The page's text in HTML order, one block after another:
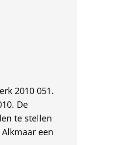
2010 051.
De
te stellen
een